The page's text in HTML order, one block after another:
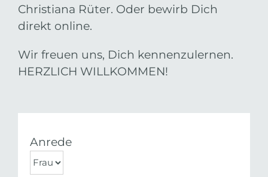
Christiana Rüter. Oder bewirb Dich
direkt online.
Wir freuen uns, Dich kennenzulernen.
HERZLICH WILLKOMMEN!
Anrede